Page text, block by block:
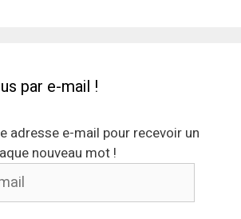
par e-mail !
adresse e-mail pour recevoir un
nouveau mot !